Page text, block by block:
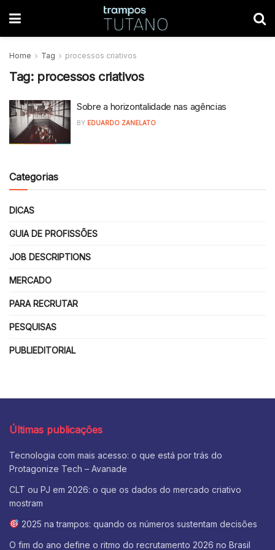
Home Tag processos criativos
Tag: processos criativos
Sobre a horizontalidade nas agências
BY EDUARDO ZANELATO
Categorias
DICAS
GUIA DE PROFISSÕES
JOB DESCRIPTIONS
MERCADO
PARA RECRUTAR
PESQUISAS
PUBLIEDITORIAL
Últimas publicações
Tecnologia com mais acesso: o que está por trás do
Protagonize Tech – Avanade
CLT ou PJ em 2026: o que os dados do mercado criativo
mostram
2025 na trampos: quando os números sustentam decisões
O fim do ano define o ritmo do recrutamento 2026 no Brasil